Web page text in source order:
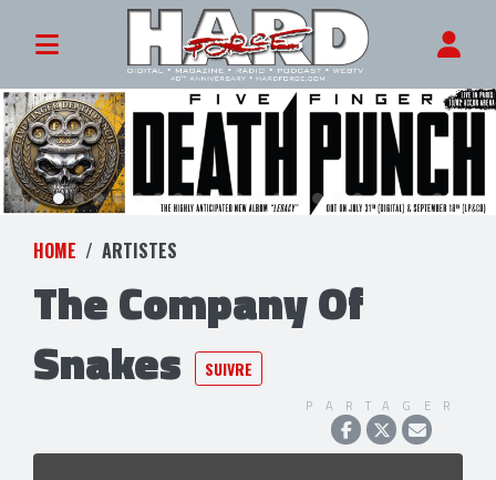
HOME ARTISTES
The Company Of
Snakes
SUIVRE
PARTAGER